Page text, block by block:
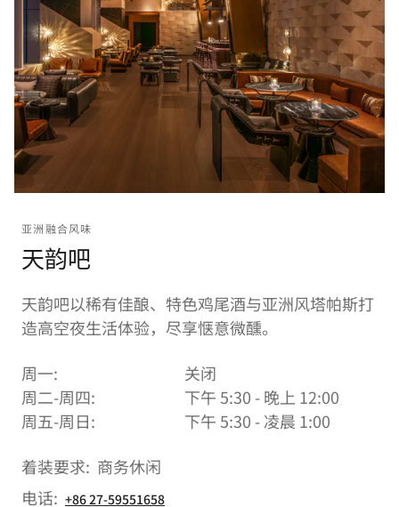
亚洲融合风味
天韵吧
天韵吧以稀有佳酿、特色鸡尾酒与亚洲风塔帕斯打
造高空夜生活体验，尽享惬意微醺。
周一:
关闭
周二-周四:
下午 5:30 - 晚上 12:00
周五-周日:
下午 5:30 - 凌晨 1:00
着装要求: 商务休闲
电话: +86 27-59551658